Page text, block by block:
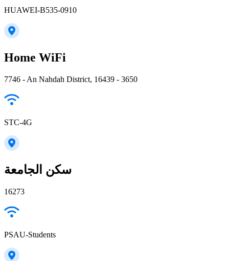
HUAWEI-B535-0910
Home WiFi
7746 - An Nahdah District, 16439 - 3650
STC-4G
سكن الجامعة
16273
PSAU-Students